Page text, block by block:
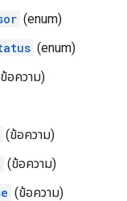
(enum)
(enum)
อความ)
(ข้อความ)
(ข้อความ)
(ข้อความ)